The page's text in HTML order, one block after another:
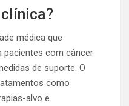
médica que
pacientes com câncer
de suporte. O
como
alvo e